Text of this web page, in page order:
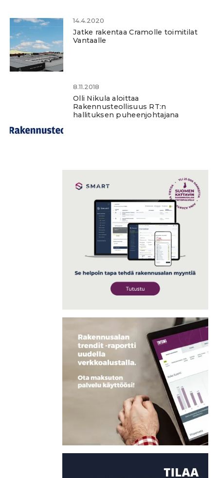
14.4.2020
Jatke rakentaa Cramolle toimitilat
Vantaalle
8.11.2018
Olli Nikula aloittaa
Rakennusteollisuus RT:n
hallituksen puheenjohtajana